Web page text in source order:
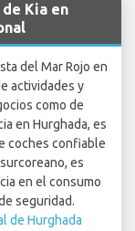
Kia en
del Mar Rojo en
actividades y
como de
en Hurghada, es
coches confiable
es
en el consumo
seguridad.
de Hurghada